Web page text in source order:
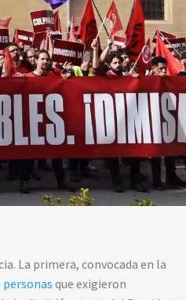
La primera, convocada en la
personasque exigieron